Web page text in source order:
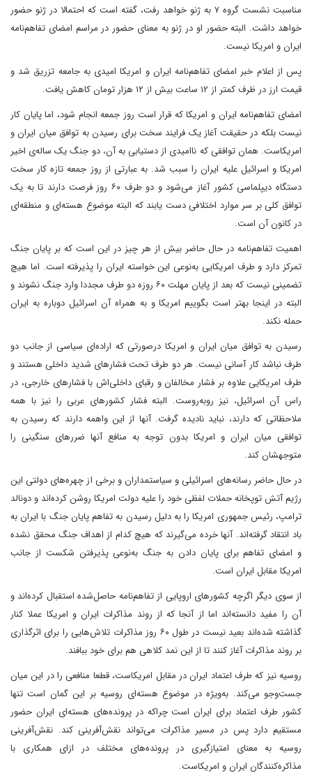
مناسبت نشست گروه ۷ به ژنو خواهد رفت، گفته است که احتمالا در ژنو حضور
خواهد داشت. البته حضور او در ژنو به معنای حضور در مراسم امضای تفاهم‌نامه
ایران و امریکا نیست.
پس از اعلام خبر امضای تفاهم‌نامه ایران و امریکا امیدی به جامعه تزریق شد و
قیمت ارز در ظرف کمتر از ۱۲ ساعت بیش از ۱۲ هزار تومان کاهش یافت.
امضای تفاهم‌نامه ایران و امریکا که قرار است روز جمعه انجام شود، اما پایان کار
نیست بلکه در حقیقت آغاز یک فرایند سخت برای رسیدن به توافق میان ایران و
امریکاست. همان توافقی که ناامیدی از دستیابی به آن، دو جنگ یک ساله‌ی اخیر
امریکا و اسرائیل علیه ایران را سبب شد. به عبارتی از روز جمعه تازه کار سخت
دستگاه دیپلماسی کشور آغاز می‌شود و دو طرف ۶۰ روز فرصت دارند تا به یک
توافق کلی بر سر موارد اختلافی دست یابند که البته موضوع هسته‌ای و منطقه‌ای
در کانون آن است.
اهمیت تفاهم‌نامه در حال حاضر بیش از هر چیز در این است که بر پایان جنگ
تمرکز دارد و طرف امریکایی به‌نوعی این خواسته ایران را پذیرفته است. اما هیچ
تضمینی نیست که بعد از پایان مهلت ۶۰ روزه دو طرف مجددا وارد جنگ نشوند و
البته در اینجا بهتر است بگوییم امریکا و به همراه آن اسرائیل دوباره به ایران
حمله نکند.
رسیدن به توافق میان ایران و امریکا درصورتی که اراده‌ای سیاسی از جانب دو
طرف نباشد کار آسانی نیست. هر دو طرف تحت فشارهای شدید داخلی هستند و
طرف امریکایی علاوه بر فشار مخالفان و رقبای داخلی‌اش با فشارهای خارجی، در
راس آن اسرائیل، نیز روبه‌روست. البته فشار کشورهای عربی را نیز با همه
ملاحظاتی که دارند، نباید نادیده گرفت. آنها از این واهمه دارند که رسیدن به
توافقی میان ایران و امریکا بدون توجه به منافع آنها ضررهای سنگینی را
متوجهشان کند.
در حال حاضر رسانه‌های اسرائیلی و سیاستمداران و برخی از چهره‌های دولتی این
رژیم آتش توپخانه حملات لفظی خود را علیه دولت امریکا روشن کرده‌اند و دونالد
ترامپ، رئیس جمهوری امریکا را به دلیل رسیدن به تفاهم پایان جنگ با ایران به
باد انتقاد گرفته‌اند. آنها خرده می‌گیرند که هیچ کدام از اهداف جنگ محقق نشده
و امضای تفاهم برای پایان دادن به جنگ به‌نوعی پذیرفتن شکست از جانب
امریکا مقابل ایران است.
از سوی دیگر اگرچه کشورهای اروپایی از تفاهم‌نامه حاصل‌شده استقبال کرده‌اند و
آن را مفید دانسته‌اند اما از آنجا که از روند مذاکرات ایران و امریکا عملا کنار
گذاشته شده‌اند بعید نیست در طول ۶۰ روز مذاکرات تلاش‌هایی را برای اثرگذاری
بر روند مذاکرات آغاز کنند تا از این نمد کلاهی هم برای خود ببافند.
روسیه نیز که طرف اعتماد ایران در مقابل امریکاست، قطعا منافعی را در این میان
جست‌وجو می‌کند. به‌ویژه در موضوع هسته‌ای روسیه بر این گمان است تنها
کشور طرف اعتماد برای ایران است چراکه در پرونده‌های هسته‌ای ایران حضور
مستقیم دارد پس در مسیر مذاکرات می‌تواند نقش‌آفرینی کند. نقش‌آفرینی
روسیه به معنای امتیازگیری در پرونده‌های مختلف در ازای همکاری با
مذاکره‌کنندگان ایران و امریکاست.